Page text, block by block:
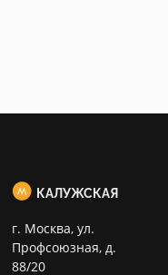
КАЛУЖСКАЯ
г. Москва, ул.
Профсоюзная, д.
88/20